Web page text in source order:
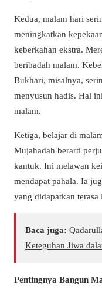
Kedua, malam hari
meningkatkan
keberkahan ekstra.
beribadah malam.
Bukhari, misalnya,
menyusun hadis. Hal
malam.
Ketiga, belajar di
Mujahadah berarti
kantuk. Ini melawan
mendapat pahala. Ia
yang didapatkan terasa
Baca juga:
Keteguhan Jiwa
Pentingnya Bangun